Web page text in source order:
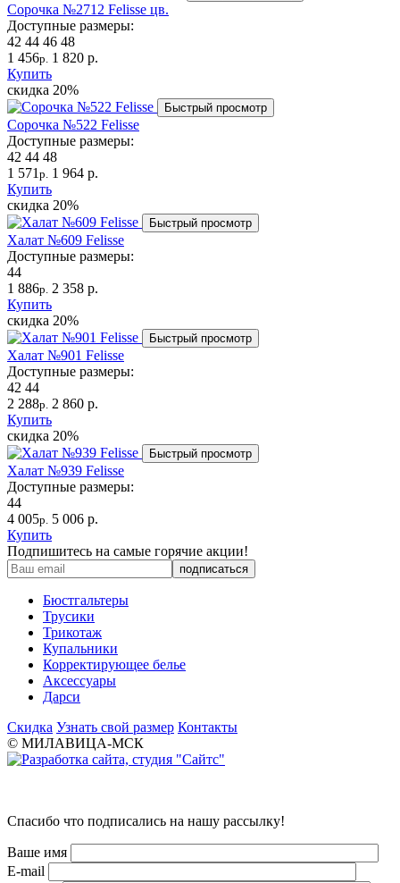
Сорочка №2712 Felisse цв.
Доступные размеры:
42 44 46 48
1 456р. 1 820 р.
Купить
скидка 20%
Быстрый просмотр
Сорочка №522 Felisse
Доступные размеры:
42 44 48
1 571 р. 1 964 р.
Купить
скидка 20%
Быстрый просмотр
Халат №609 Felisse
Доступные размеры:
44
1 886р. 2 358 р.
Купить
скидка 20%
Быстрый просмотр
Халат №901 Felisse
Доступные размеры:
42 44
2 288р. 2 860 р.
Купить
скидка 20%
Быстрый просмотр
Халат №939 Felisse
Доступные размеры:
44
4 005р. 5 006 р.
Купить
Подпишитесь на самые горячие акции!
Бюстгальтеры
Трусики
Трикотаж
Купальники
Корректирующее белье
Аксессуары
Дарси
Скидка Узнать свой размер Контакты
© МИЛАВИЦА-МСК
Спасибо что подписались на нашу рассылку!
Ваше имя
E-mail